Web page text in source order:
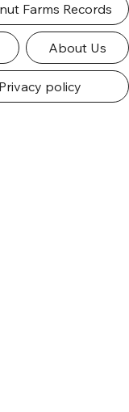
Farms Records
About Us
Privacy policy